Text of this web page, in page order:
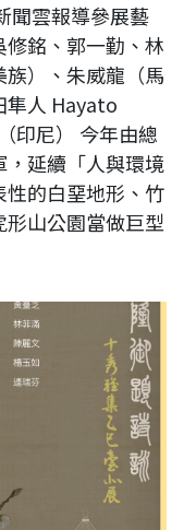
聞雲報導參展藝
銘、郭一勤、林
）、朱威龍（馬
隼人 Hayato
印尼） 今年由總
延續「人與環境
的白堊地形、竹
山公園當做巨型